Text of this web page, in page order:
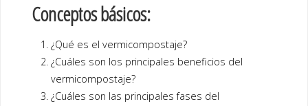
Conceptos básicos:
¿Qué es el vermicompostaje?
¿Cuáles son los principales beneficios del
vermicompostaje?
¿Cuáles son las principales fases del